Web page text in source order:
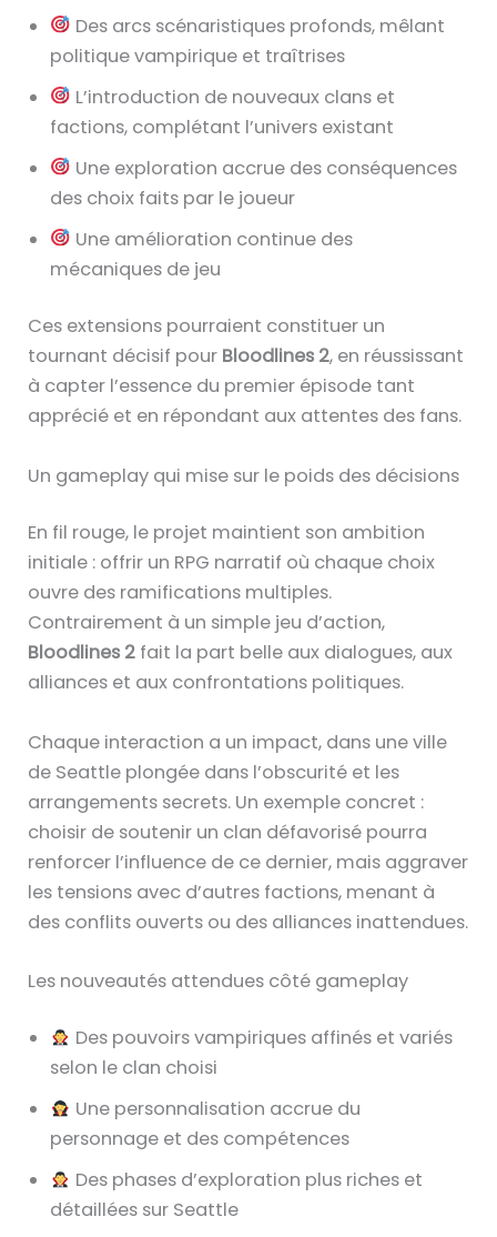
Des arcs scénaristiques profonds, mêlant
politique vampirique et traîtrises
L’introduction de nouveaux clans et
factions, complétant l’univers existant
Une exploration accrue des conséquences
des choix faits par le joueur
Une amélioration continue des
mécaniques de jeu
Ces extensions pourraient constituer un
tournant décisif pour Bloodlines 2, en réussissant
à capter l’essence du premier épisode tant
apprécié et en répondant aux attentes des fans.
Un gameplay qui mise sur le poids des décisions
En fil rouge, le projet maintient son ambition
initiale : offrir un RPG narratif où chaque choix
ouvre des ramifications multiples.
Contrairement à un simple jeu d’action,
Bloodlines 2 fait la part belle aux dialogues, aux
alliances et aux confrontations politiques.
Chaque interaction a un impact, dans une ville
de Seattle plongée dans l’obscurité et les
arrangements secrets. Un exemple concret :
choisir de soutenir un clan défavorisé pourra
renforcer l’influence de ce dernier, mais aggraver
les tensions avec d’autres factions, menant à
des conflits ouverts ou des alliances inattendues.
Les nouveautés attendues côté gameplay
Des pouvoirs vampiriques affinés et variés
selon le clan choisi
Une personnalisation accrue du
personnage et des compétences
Des phases d’exploration plus riches et
détaillées sur Seattle